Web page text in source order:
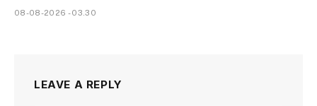
08-08-2026 - 03.30
LEAVE A REPLY